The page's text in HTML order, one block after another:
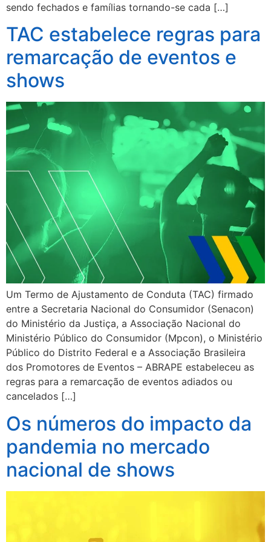
sendo fechados e famílias tornando-se cada […]
TAC estabelece regras para
remarcação de eventos e
shows
Um Termo de Ajustamento de Conduta (TAC) firmado
entre a Secretaria Nacional do Consumidor (Senacon)
do Ministério da Justiça, a Associação Nacional do
Ministério Público do Consumidor (Mpcon), o Ministério
Público do Distrito Federal e a Associação Brasileira
dos Promotores de Eventos – ABRAPE estabeleceu as
regras para a remarcação de eventos adiados ou
cancelados […]
Os números do impacto da
pandemia no mercado
nacional de shows